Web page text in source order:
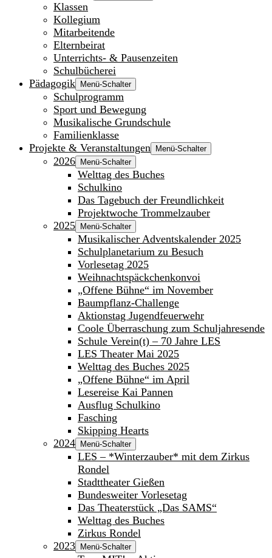
Klassen
Kollegium
Mitarbeitende
Elternbeirat
Unterrichts- & Pausenzeiten
Schulbücherei
Pädagogik
Menü-Schalter
Schulprogramm
Sport und Bewegung
Musikalische Grundschule
Familienklasse
Projekte & Veranstaltungen
Menü-Schalter
2026 Menü-Schalter
Welttag des Buches
Schulkino
Das Tagebuch der Freundlichkeit
Projektwoche Trommelzauber
2025
Menü-Schalter
Musikalischer Adventskalender 2025
Schulplanetarium zu Besuch
Vorlesetag 2025
Weihnachtspäckchenkonvoi
„Offene Bühne“ im November
Baumpflanz-Challenge
Aktionstag Jugendfeuerwehr
Coole Überraschung zum Schuljahresende
Schule Verein(t) – 70 Jahre LES
LES Theater Mai 2025
Welttag des Buches 2025
„Offene Bühne“ im April
Lesereise Kai Pannen
Ausflug Schulkino
Fasching
Skipping Hearts
2024
Menü-Schalter
LES – *Winterzauber* mit dem Zirkus
Rondel
Stadttheater Gießen
Bundesweiter Vorlesetag
Das Theaterstück „Das SAMS“
Welttag des Buches
Zirkus Rondel
2023
Menü-Schalter